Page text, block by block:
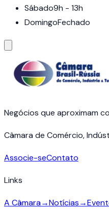
Sábado9h - 13h
DomingoFechado
Negócios que aproximam
Câmara de Comércio,
Associe-seContato
Links
A Câmara→Notícias→